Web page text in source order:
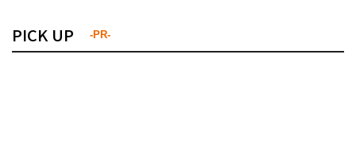
PICK UP -PR-